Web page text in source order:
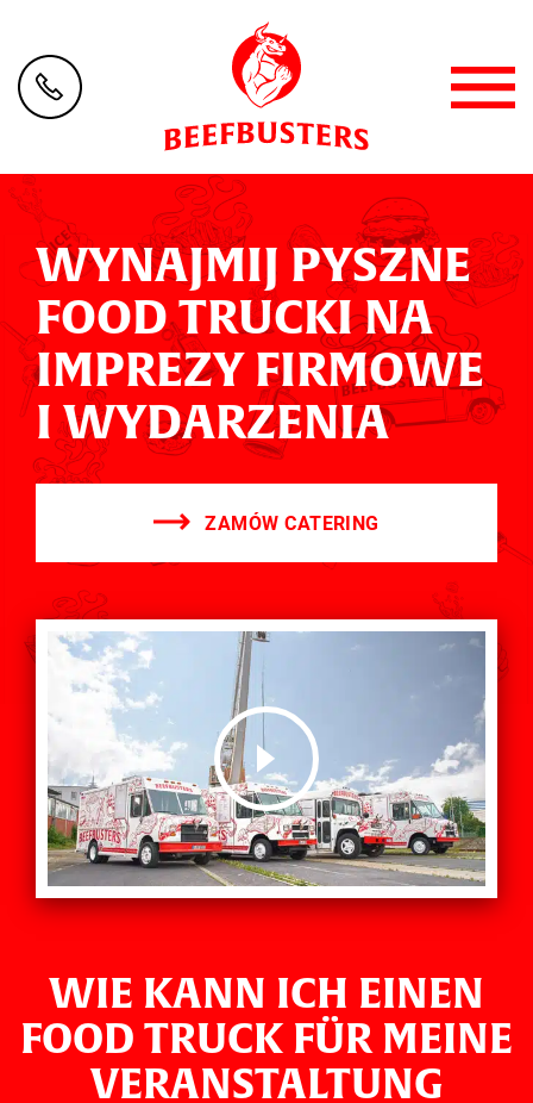
WYNAJMIJ PYSZNE
FOOD TRUCKI NA
IMPREZY FIRMOWE
I WYDARZENIA
ZAMÓW CATERING
WIE KANN ICH EINEN
FOOD TRUCK FÜR MEINE
VERANSTALTUNG